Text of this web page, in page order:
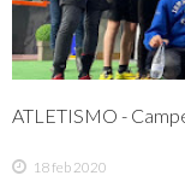
ATLETISMO -
18 feb 2020